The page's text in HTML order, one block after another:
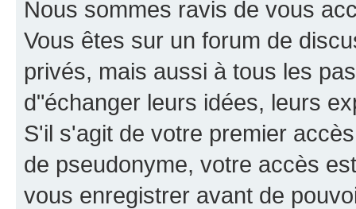
Nous sommes ravis de vous
Vous êtes sur un forum de
privés, mais aussi à tous les
d"échanger leurs idées, leurs
S'il s'agit de votre premier
de pseudonyme, votre accès
vous enregistrer avant de